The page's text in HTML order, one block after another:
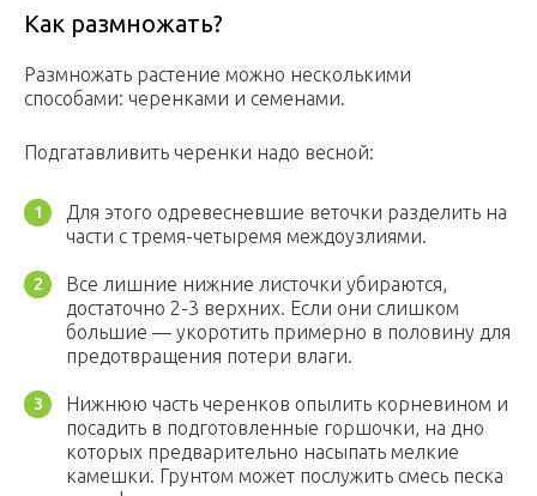
Как размножать?
Размножать растение можно несколькими
способами: черенками и семенами.
Подгатавливить черенки надо весной:
Для этого одревесневшие веточки разделить на
части с тремя-четыремя междоузлиями.
Все лишние нижние листочки убираются,
достаточно 2-3 верхних. Если они слишком
большие — укоротить примерно в половину для
предотвращения потери влаги.
Нижнюю часть черенков опылить корневином и
посадить в подготовленные горшочки, на дно
которых предварительно насыпать мелкие
камешки. Грунтом может послужить смесь песка